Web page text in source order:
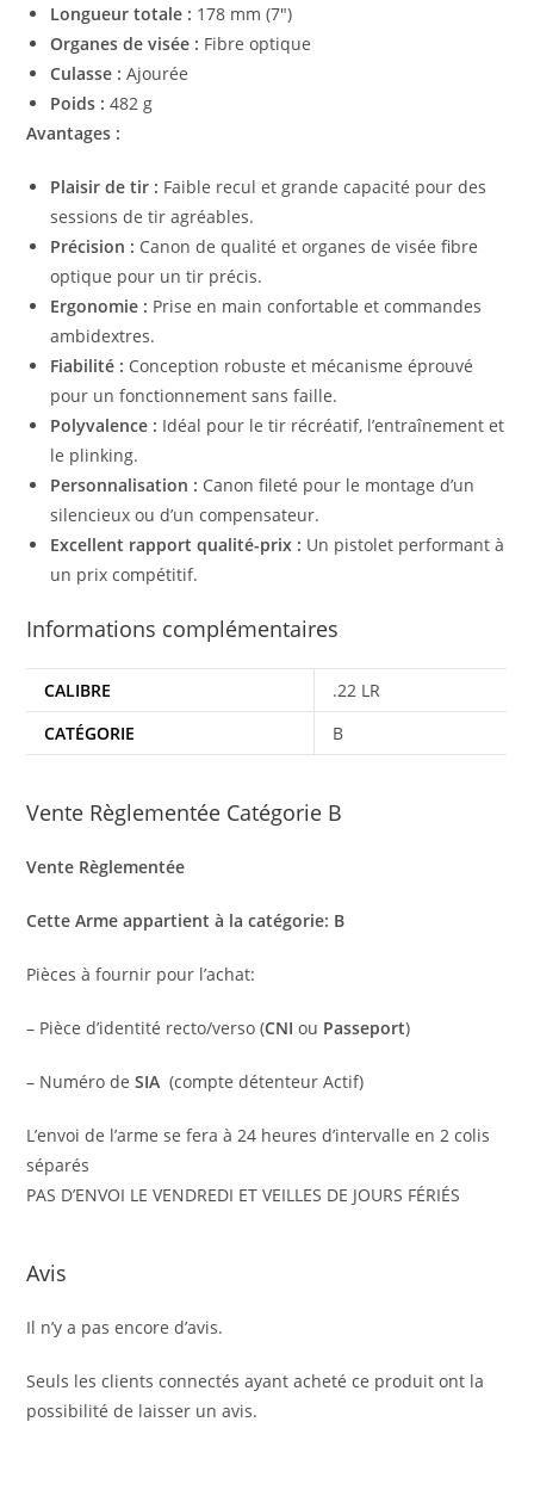
Longueur totale : 178 mm (7″)
Organes de visée : Fibre optique
Culasse : Ajourée
Poids : 482 g
Avantages :
Plaisir de tir : Faible recul et grande capacité pour des
sessions de tir agréables.
Précision : Canon de qualité et organes de visée fibre
optique pour un tir précis.
Ergonomie : Prise en main confortable et commandes
ambidextres.
Fiabilité : Conception robuste et mécanisme éprouvé
pour un fonctionnement sans faille.
Polyvalence : Idéal pour le tir récréatif, l’entraînement et
le plinking.
Personnalisation : Canon fileté pour le montage d’un
silencieux ou d’un compensateur.
Excellent rapport qualité-prix : Un pistolet performant à
un prix compétitif.
Informations complémentaires
CALIBRE
.22 LR
CATÉGORIE
B
Vente Règlementée Catégorie B
Vente Règlementée
Cette Arme appartient à la catégorie: B
Pièces à fournir pour l’achat:
– Pièce d’identité recto/verso (CNI ou Passeport)
– Numéro deSIA(compte détenteur Actif)
L’envoi de l’arme se fera à 24 heures d’intervalle en 2 colis
séparés
PAS D’ENVOI LE VENDREDI ET VEILLES DE JOURS FÉRIÉS
Avis
Il n’y a pas encore d’avis.
Seuls les clients connectés ayant acheté ce produit ont la
possibilité de laisser un avis.